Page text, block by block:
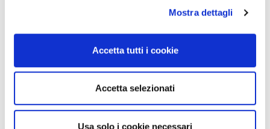
Mostra dettagli
Accetta tutti i cookie
Accetta selezionati
Usa solo i cookie necessari
Commissione Nazionale per le Società e la Borsa e
vice-presidente del Comitato Corporate Governance
dell’OCSE, “la presentazione della lista per il rinnovo del
board da parte dei consiglieri in scadenza può
rappresentare lo strumento per rideterminare i criteri
di selezione dei candidati alla carica, spostandosi verso
valutazioni sempre più oggettiveeinformate